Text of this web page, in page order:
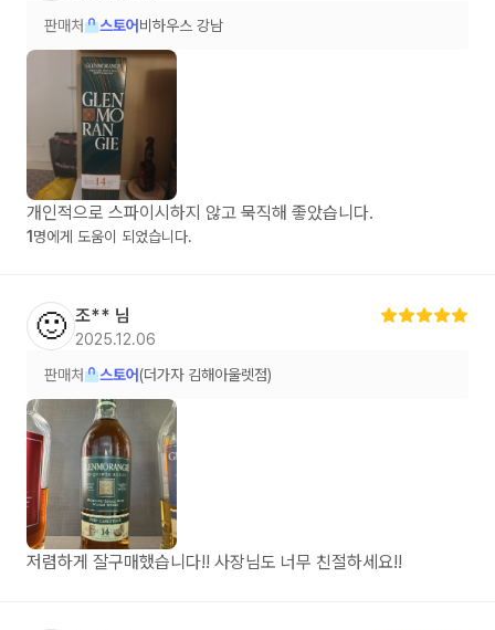
판매처 스토어 비하우스 강남
개인적으로 스파이시하지 않고 묵직해 좋았습니다.
1 명에게 도움이 되었습니다.
🙂 조** 님
2025.12.06
판매처 스토어 (더가자 김해아울렛점)
저렴하게 잘구매했습니다!! 사장님도 너무 친절하세요!!